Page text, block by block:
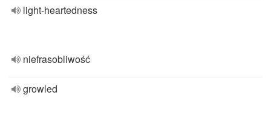
light-heartedness
niefrasobliwość
growled